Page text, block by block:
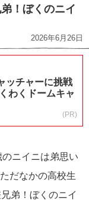
！ぼくのニイ
2026年6月26日
ッチャーに挑戦
わくドームキャ
(PR)
ニイニは弟思い
だなかの高校生
弟！ぼくのニイ